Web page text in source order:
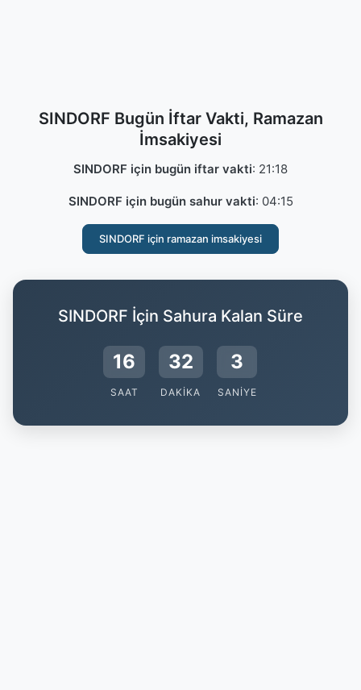
SINDORF Bugün İftar Vakti, Ramazan
İmsakiyesi
SINDORF için bugün iftar vakti: 21:18
SINDORF için bugün sahur vakti: 04:15
SINDORF için ramazan imsakiyesi
SINDORF İçin Sahura Kalan Süre
16
SAAT
32
DAKIKA
3
SANIYE